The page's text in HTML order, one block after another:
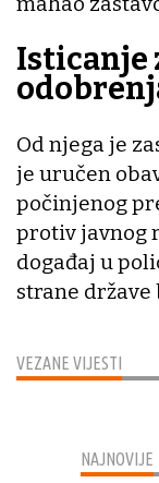
VEZANE VIJESTI
Isticanje
Od njega je
je uručen
počinjenog
protiv javnog
događaj u
strane države
NAJNOVIJE